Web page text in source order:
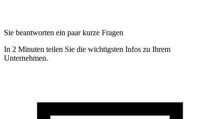
Sie beantworten ein paar kurze Fragen
In 2 Minuten teilen Sie die wichtigsten Infos zu Ihrem
Unternehmen.